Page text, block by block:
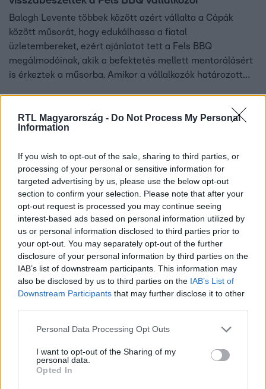
RTL Magyarország - Do Not Process My Personal
Information
If you wish to opt-out of the sale, sharing to third parties, or
processing of your personal or sensitive information for
targeted advertising by us, please use the below opt-out
section to confirm your selection. Please note that after your
opt-out request is processed you may continue seeing
interest-based ads based on personal information utilized by
us or personal information disclosed to third parties prior to
your opt-out. You may separately opt-out of the further
disclosure of your personal information by third parties on the
IAB’s list of downstream participants. This information may
also be disclosed by us to third parties on the IAB’s List of
Downstream Participants that may further disclose it to other
Please note that this website/app uses one or more Google
not limited to your visit or usage behaviour. You may click to
grant or deny consent to Google and its third-party tags to
use your data for below specified purposes in below Google
Personal Data Processing Opt Outs
I want to opt-out of the Sharing of my
personal data.
Opted In
Balogh Levente többek között azért vállalta a Cápák
között műsorát, hogy edukálhassa a fiatal
üzletembereket, ezért ajánlatot tett a Fels BBQ
megálmodóinak, akik a befektetés mellett mentorálásért
is érkeztek a műsorba. Amikor a vállalkozók határozott
Cápák között
2024. május 12. 19:05
„Olyanok vagytok, mint a Pál utcai fiúk” –
kóstolóval is készültek a Fels BBQ megálmodói a
különleges szósszal érkeztek a Cápák között stúdiójába.
A 28 éves kétgyermekes apuka, Miklós kanadai
tanulmányai során inspirálódott, majd 3 éven át